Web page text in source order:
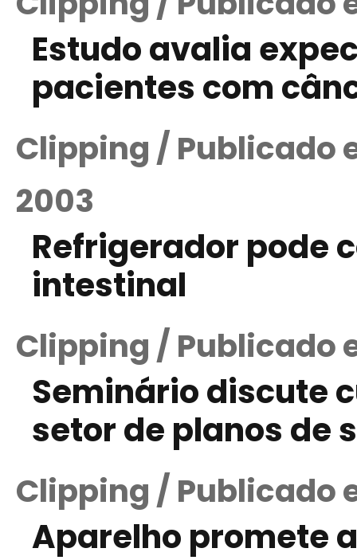
Estudo avalia
pacientes com
Clipping / Publicado
2003
Refrigerador pode
intestinal
Clipping / Publicado
Seminário discute
setor de planos de
Clipping / Publicado
Aparelho promete